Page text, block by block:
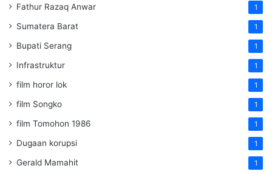
Fathur Razaq Anwar 1
Sumatera Barat 1
Bupati Serang 1
Infrastruktur 1
film horor lok 1
film Songko 1
film Tomohon 1986 1
Dugaan korupsi 1
Gerald Mamahit 1